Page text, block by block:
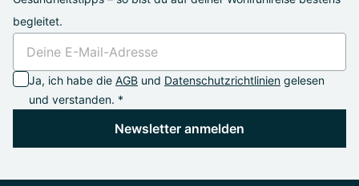
begleitet.
Ja, ich habe die AGB und Datenschutzrichtlinien gelesen
und verstanden. *
Newsletter anmelden